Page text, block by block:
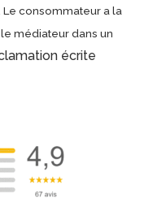
Le consommateur a la
médiateur dans un
écrite